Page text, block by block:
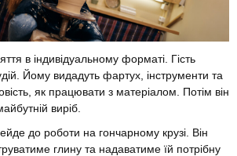
в індивідуальному форматі. Гість
Йому видадуть фартух, інструменти та
як працювати з матеріалом. Потім він
виріб.
до роботи на гончарному крузі. Він
глину та надаватиме їй потрібну